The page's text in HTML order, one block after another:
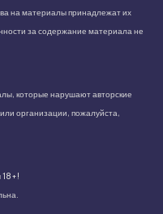
на материалы принадлежат их
за содержание материала не
которые нарушают авторские
организации, пожалуйста,
18+!